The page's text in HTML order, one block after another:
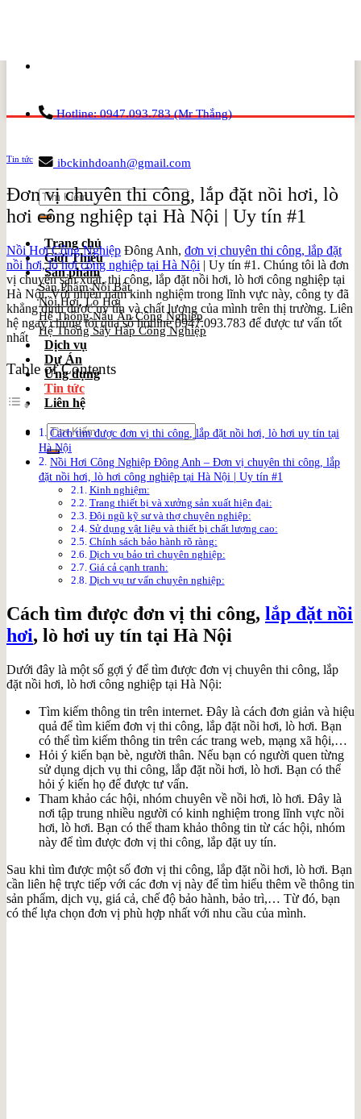
Hotline: 0947.093.783 (Mr Thắng)
ibckinhdoanh@gmail.com
Search
for:
Trang chủ
Giới Thiệu
Sản phẩm
Sản Phẩm Nổi Bật
Nồi Hơi, Lò Hơi
Hệ Thống Nấu Ăn Công Nghiệp
Hệ Thống Sấy Hấp Công Nghiệp
Dịch vụ
Dự Án
Ứng dụng
Tin tức
Liên hệ
Search
for:
Tin tức
Đơn vị chuyên thi công, lắp đặt nồi hơi, lò
hơi công nghiệp tại Hà Nội | Uy tín #1
Nồi Hơi Công Nghiệp Đông Anh, đơn vị chuyên thi công, lắp đặt
nồi hơi, lò hơi công nghiệp tại Hà Nội | Uy tín #1. Chúng tôi là đơn
vị chuyên sản xuất, thi công, lắp đặt nồi hơi, lò hơi công nghiệp tại
Hà Nội. Với nhiều năm kinh nghiệm trong lĩnh vực này, công ty đã
khẳng định được uy tín và chất lượng của mình trên thị trường. Liên
hệ ngay chúng tôi qua số hotline 0947.093.783 để được tư vấn tốt
nhất
Table of Contents
Cách tìm được đơn vị thi công, lắp đặt nồi hơi, lò hơi uy tín tại
Hà Nội
Nồi Hơi Công Nghiệp Đông Anh – Đơn vị chuyên thi công, lắp
đặt nồi hơi, lò hơi công nghiệp tại Hà Nội | Uy tín #1
Kinh nghiệm:
Trang thiết bị và xưởng sản xuất hiện đại:
Đội ngũ kỹ sư và thợ chuyên nghiệp:
Sử dụng vật liệu và thiết bị chất lượng cao:
Chính sách bảo hành rõ ràng:
Dịch vụ bảo trì chuyên nghiệp:
Giá cả cạnh tranh:
Dịch vụ tư vấn chuyên nghiệp:
Cách tìm được đơn vị thi công, lắp đặt nồi
hơi, lò hơi uy tín tại Hà Nội
Dưới đây là một số gợi ý để tìm được đơn vị chuyên thi công, lắp
đặt nồi hơi, lò hơi công nghiệp tại Hà Nội:
Tìm kiếm thông tin trên internet. Đây là cách đơn giản và hiệu
quả để tìm kiếm đơn vị thi công, lắp đặt nồi hơi, lò hơi. Bạn
có thể tìm kiếm thông tin trên các trang web, mạng xã hội,…
Hỏi ý kiến bạn bè, người thân. Nếu bạn có người quen từng
sử dụng dịch vụ thi công, lắp đặt nồi hơi, lò hơi. Bạn có thể
hỏi ý kiến họ để được tư vấn.
Tham khảo các hội, nhóm chuyên về nồi hơi, lò hơi. Đây là
nơi tập trung nhiều người có kinh nghiệm trong lĩnh vực nồi
hơi, lò hơi. Bạn có thể tham khảo thông tin từ các hội, nhóm
này để tìm được đơn vị thi công, lắp đặt uy tín.
Sau khi tìm được một số đơn vị thi công, lắp đặt nồi hơi, lò hơi. Bạn
cần liên hệ trực tiếp với các đơn vị này để tìm hiểu thêm về thông tin
sản phẩm, dịch vụ, giá cả, chế độ bảo hành, bảo trì,… Từ đó, bạn
có thể lựa chọn đơn vị phù hợp nhất với nhu cầu của mình.